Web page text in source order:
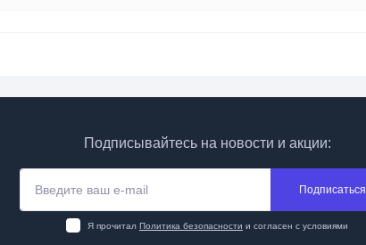
Подписывайтесь на новости и акции:
Подписаться
Я прочитал Политика безопасности и согласен с условиями